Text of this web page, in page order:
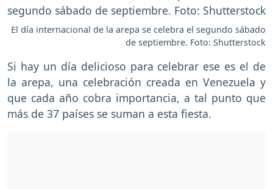
El día internacional de la arepa se celebra el segundo sábado
de septiembre. Foto: Shutterstock
Si hay un día delicioso para celebrar ese es el de
la arepa, una celebración creada en Venezuela y
que cada año cobra importancia, a tal punto que
más de 37 países se suman a esta fiesta.